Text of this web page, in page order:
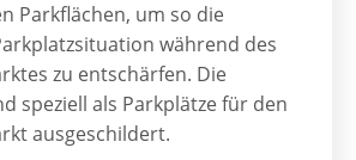
Parkflächen, um so die
während des
zu entschärfen. Die
speziell als Parkplätze für den
ausgeschildert.